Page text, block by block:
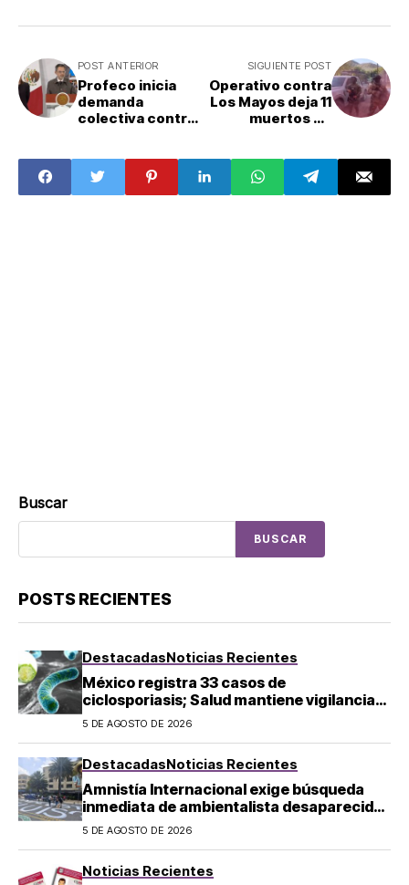
POST ANTERIOR
Profeco inicia
demanda
colectiva contra
compras: pasos
para sumarte a la
queja si fuiste
SIGUIENTE POST
Operativo contra
Los Mayos deja 11
muertos en
y luego dejada en
libertad
Buscar
BUSCAR
POSTS RECIENTES
DestacadasNoticias Recientes
México registra 33 casos de
ciclosporiasis; Salud mantiene vigilancia
epidemiológica
5 DE AGOSTO DE 2026
DestacadasNoticias Recientes
Amnistía Internacional exige búsqueda
inmediata de ambientalista desaparecido
en Michoacán
5 DE AGOSTO DE 2026
Noticias Recientes